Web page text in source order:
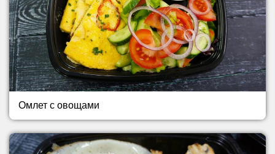
Омлет с овощами